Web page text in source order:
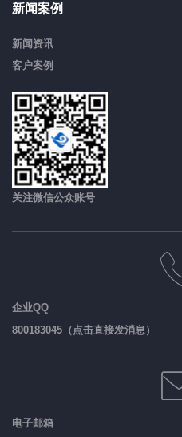
新闻案例
新闻资讯
客户案例
关注微信公众账号
企业QQ
800183045（点击直接发消息）
电子邮箱